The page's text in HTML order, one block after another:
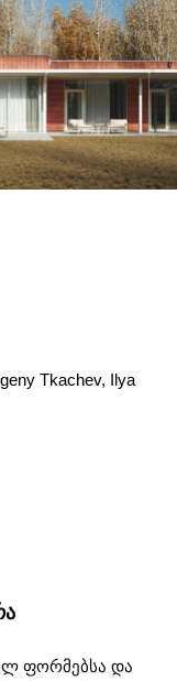
Tkachev Ilya
ფორმებსა და